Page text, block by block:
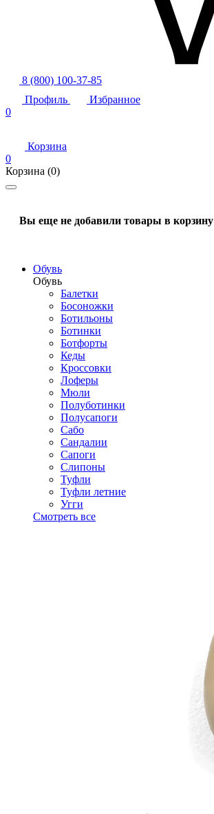
8 (800) 100-37-85
Профиль
Избранное
0
Корзина
0
Корзина (0)
Вы еще не добавили товары в корзину
Обувь
Обувь
Балетки
Босоножки
Ботильоны
Ботинки
Ботфорты
Кеды
Кроссовки
Лоферы
Мюли
Полуботинки
Полусапоги
Сабо
Сандалии
Сапоги
Слипоны
Туфли
Туфли летние
Угги
Смотреть все